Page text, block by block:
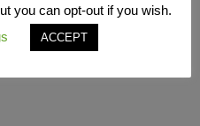
para crear una empresa
you can opt-out if you wish.
ACCEPT